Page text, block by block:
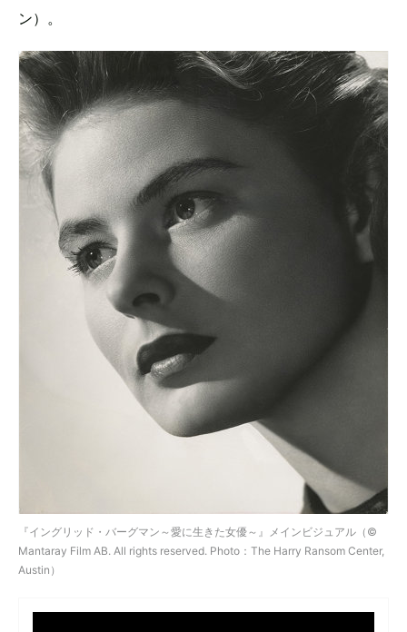
ン）。
『イングリッド・バーグマン～愛に生きた女優～』メインビジュアル（©
Mantaray Film AB. All rights reserved. Photo：The Harry Ransom Center,
Austin）